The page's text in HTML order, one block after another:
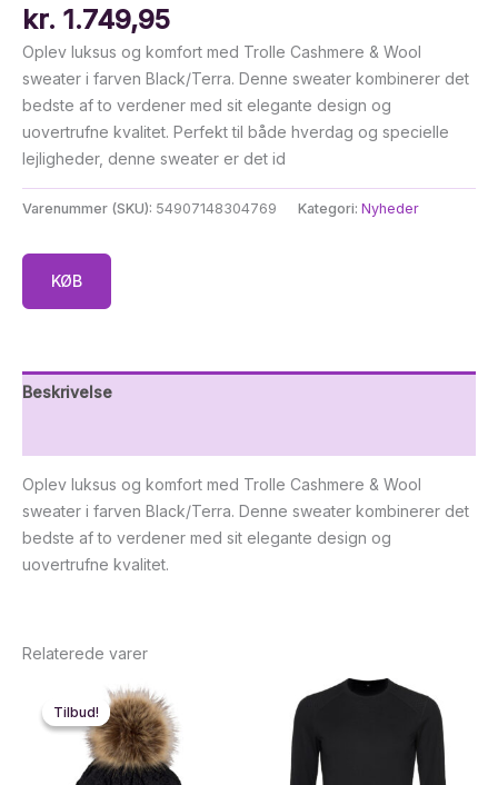
kr. 1.749,95
Oplev luksus og komfort med Trolle Cashmere & Wool
sweater i farven Black/Terra. Denne sweater kombinerer det
bedste af to verdener med sit elegante design og
uovertrufne kvalitet. Perfekt til både hverdag og specielle
lejligheder, denne sweater er det id
Varenummer (SKU): 54907148304769 Kategori: Nyheder
KØB
Beskrivelse
Oplev luksus og komfort med Trolle Cashmere & Wool
sweater i farven Black/Terra. Denne sweater kombinerer det
bedste af to verdener med sit elegante design og
uovertrufne kvalitet.
Relaterede varer
Tilbud!
Tilbud!